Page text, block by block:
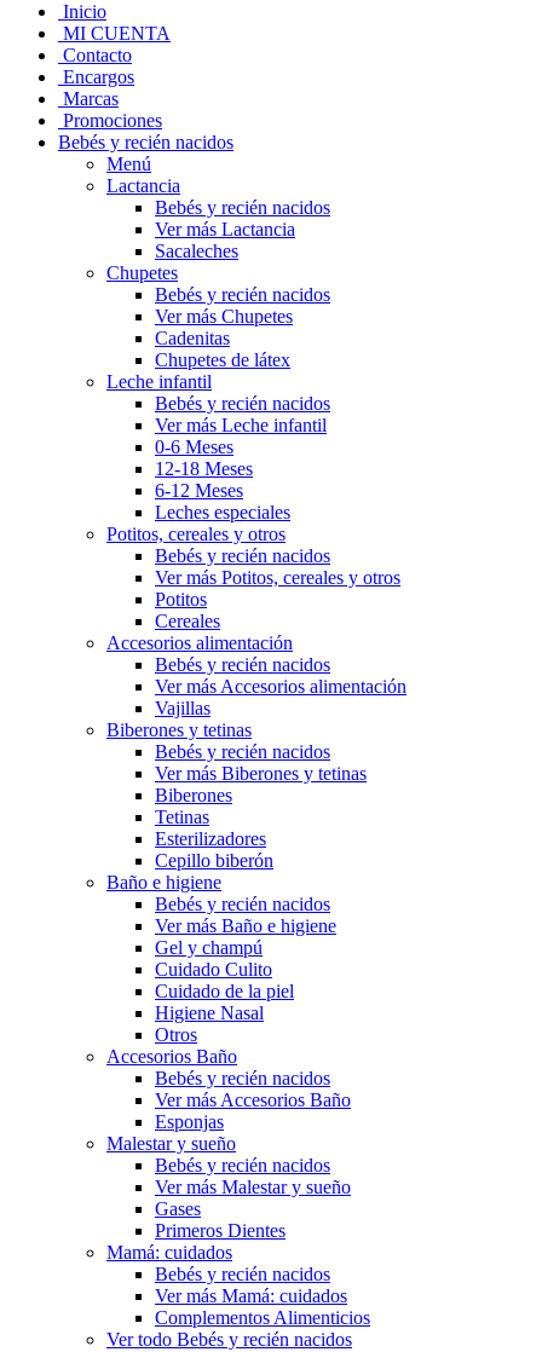
Inicio
MI CUENTA
Contacto
Encargos
Marcas
Promociones
Bebés y recién nacidos
Menú
Lactancia
Bebés y recién nacidos
Ver más Lactancia
Sacaleches
Chupetes
Bebés y recién nacidos
Ver más Chupetes
Cadenitas
Chupetes de látex
Leche infantil
Bebés y recién nacidos
Ver más Leche infantil
0-6 Meses
12-18 Meses
6-12 Meses
Leches especiales
Potitos, cereales y otros
Bebés y recién nacidos
Ver más Potitos, cereales y otros
Potitos
Cereales
Accesorios alimentación
Bebés y recién nacidos
Ver más Accesorios alimentación
Vajillas
Biberones y tetinas
Bebés y recién nacidos
Ver más Biberones y tetinas
Biberones
Tetinas
Esterilizadores
Cepillo biberón
Baño e higiene
Bebés y recién nacidos
Ver más Baño e higiene
Gel y champú
Cuidado Culito
Cuidado de la piel
Higiene Nasal
Otros
Accesorios Baño
Bebés y recién nacidos
Ver más Accesorios Baño
Esponjas
Malestar y sueño
Bebés y recién nacidos
Ver más Malestar y sueño
Gases
Primeros Dientes
Mamá: cuidados
Bebés y recién nacidos
Ver más Mamá: cuidados
Complementos Alimenticios
Ver todo Bebés y recién nacidos